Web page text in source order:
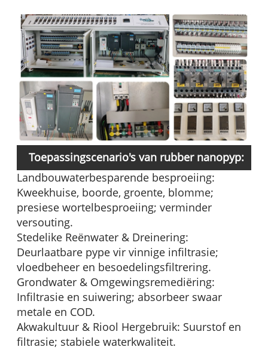
Toepassingscenario's van rubber nanopyp:
Landbouwaterbesparende besproeiing:
Kweekhuise, boorde, groente, blomme;
presiese wortelbesproeiing; verminder
versouting.
Stedelike Reënwater & Dreinering:
Deurlaatbare pype vir vinnige infiltrasie;
vloedbeheer en besoedelingsfiltrering.
Grondwater & Omgewingsremediëring:
Infiltrasie en suiwering; absorbeer swaar
metale en COD.
Akwakultuur & Riool Hergebruik: Suurstof en
filtrasie; stabiele waterkwaliteit.